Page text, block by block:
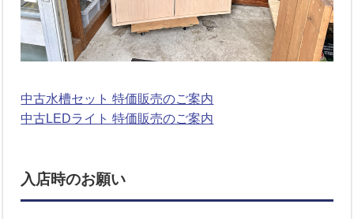
中古水槽セット 特価販売のご案内
中古LEDライト 特価販売のご案内
入店時のお願い